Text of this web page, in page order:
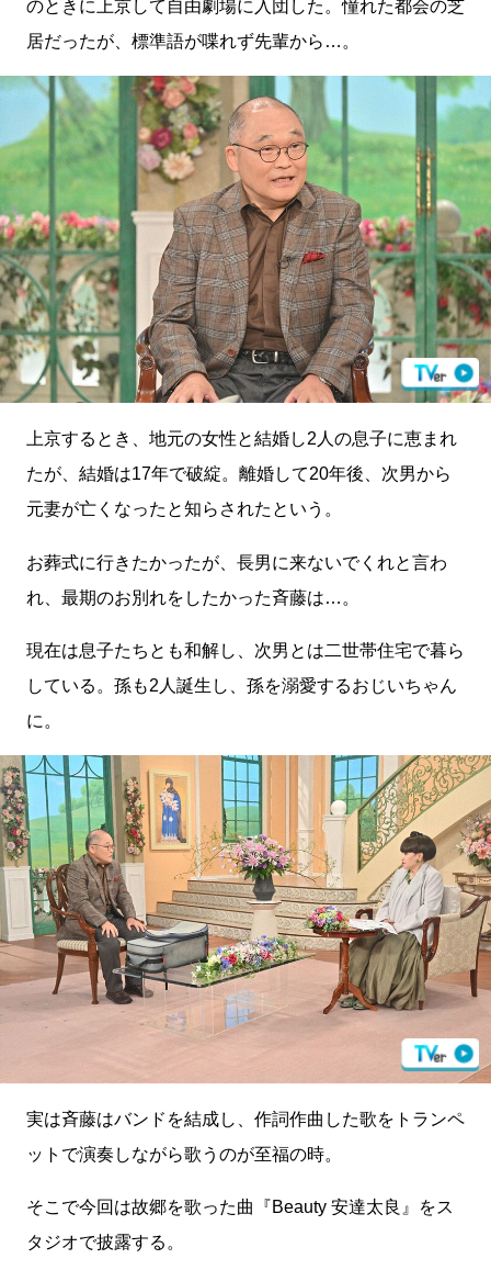
のときに上京して自由劇場に入団した。憧れた都会の芝
居だったが、標準語が喋れず先輩から…。
上京するとき、地元の女性と結婚し2人の息子に恵まれ
たが、結婚は17年で破綻。離婚して20年後、次男から
元妻が亡くなったと知らされたという。
お葬式に行きたかったが、長男に来ないでくれと言わ
れ、最期のお別れをしたかった斉藤は…。
現在は息子たちとも和解し、次男とは二世帯住宅で暮ら
している。孫も2人誕生し、孫を溺愛するおじいちゃん
に。
実は斉藤はバンドを結成し、作詞作曲した歌をトランペ
ットで演奏しながら歌うのが至福の時。
そこで今回は故郷を歌った曲『Beauty 安達太良』をス
タジオで披露する。